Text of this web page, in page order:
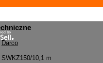
Darco
SWKZ150/10,1 m